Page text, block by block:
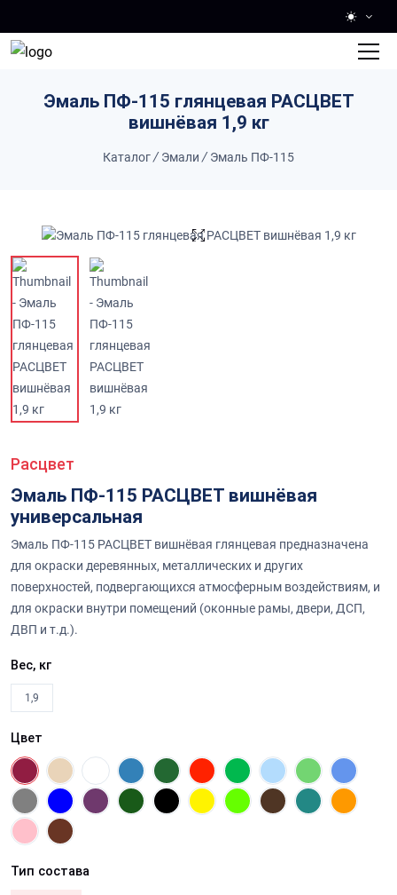
Эмаль ПФ-115 глянцевая РАСЦВЕТ
вишнёвая 1,9 кг
Каталог/ Эмали / Эмаль ПФ-115
Расцвет
Эмаль ПФ-115 РАСЦВЕТ вишнёвая
универсальная
Эмаль ПФ-115 РАСЦВЕТ вишнёвая глянцевая предназначена
для окраски деревянных, металлических и других
поверхностей, подвергающихся атмосферным воздействиям, и
для окраски внутри помещений (оконные рамы, двери, ДСП,
ДВП и т.д.).
Вес, кг
1,9
Цвет
Тип состава